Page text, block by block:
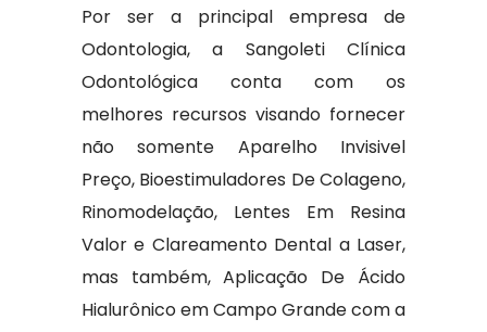
Por ser a principal empresa de
Odontologia, a Sangoleti Clínica
Odontológica conta com os
melhores recursos visando fornecer
não somente Aparelho Invisivel
Preço, Bioestimuladores De Colageno,
Rinomodelação, Lentes Em Resina
Valor e Clareamento Dental a Laser,
mas também, Aplicação De Ácido
Hialurônico em Campo Grande com a